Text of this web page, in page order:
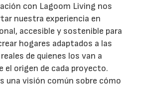
con Lagoom Living nos
nuestra experiencia en
accesible y sostenible para
hogares adaptados a las
de quienes los van a
el origen de cada proyecto.
una visión común sobre cómo